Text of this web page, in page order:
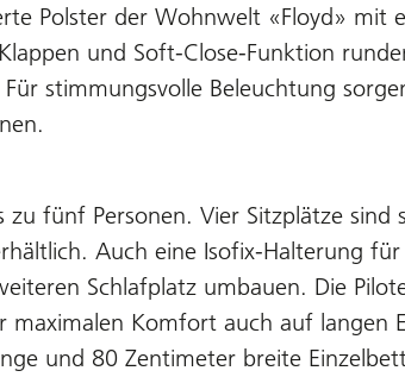
Polster der Wohnwelt «Floyd» mit
und Soft-Close-Funktion
stimmungsvolle Beleuchtung
fünf Personen. Vier Sitzplätze sind
Auch eine Isofix-Halterung
Schlafplatz umbauen. Die
Komfort auch auf langen
und 80 Zentimeter breite